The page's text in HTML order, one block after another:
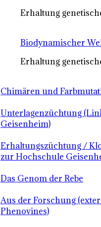
Erhaltung
Biodynamischer
Erhaltung
Chimären und
Unterlagenzüchtung
Geisenheim)
Erhaltungszüchtung /
zur Hochschule
Das Genom der Rebe
Aus der Forschung
Phenovines)